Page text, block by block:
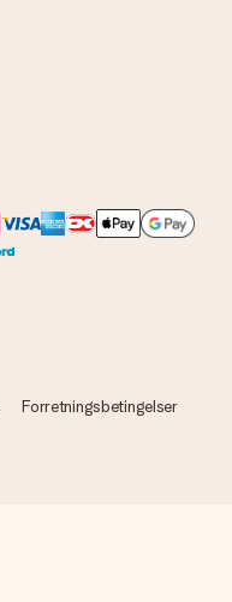
Forretningsbetingelser